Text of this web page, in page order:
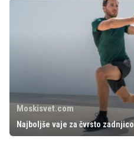
Moskisvet.com
Najboljše vaje za čvrsto zadnjico